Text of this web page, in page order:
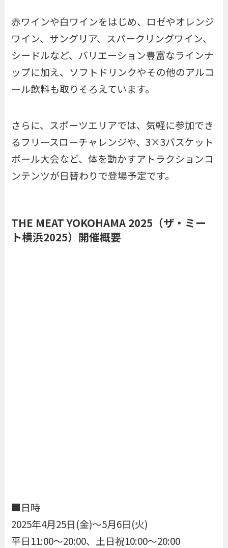
赤ワインや白ワインをはじめ、ロゼやオレンジ
ワイン、サングリア、スパークリングワイン、
シードルなど、バリエーション豊富なラインナ
ップに加え、ソフトドリンクやその他のアルコ
ール飲料も取りそろえています。
さらに、スポーツエリアでは、気軽に参加でき
るフリースローチャレンジや、3×3バスケット
ボール大会など、体を動かすアトラクションコ
ンテンツが日替わりで登場予定です。
THE MEAT YOKOHAMA 2025（ザ・ミー
ト横浜2025）開催概要
■日時
2025年4月25日(金)〜5月6日(火)
平日11:00〜20:00、土日祝10:00〜20:00